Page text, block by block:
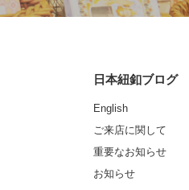
日本紐釦ブログ
English
ご来店に関して
重要なお知らせ
お知らせ